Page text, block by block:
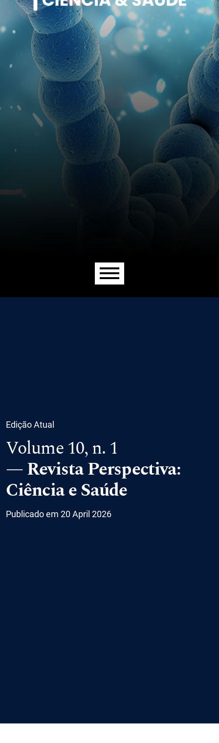
Edição Atual
Volume 10,n. 1
Revista Perspectiva:
Ciência e Saúde
Publicado em 20 April 2026